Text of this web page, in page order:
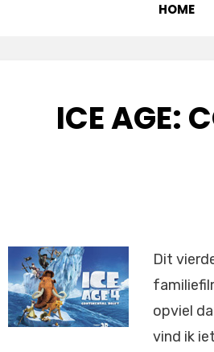
HOME
ICE AGE:
Dit
opviel
vind ik